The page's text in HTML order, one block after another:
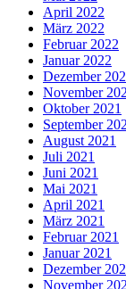
April 2022
März 2022
Februar 2022
Januar 2022
Dezember
November
Oktober 2021
September
August 2021
Juli 2021
Juni 2021
Mai 2021
April 2021
März 2021
Februar 2021
Januar 2021
Dezember
November